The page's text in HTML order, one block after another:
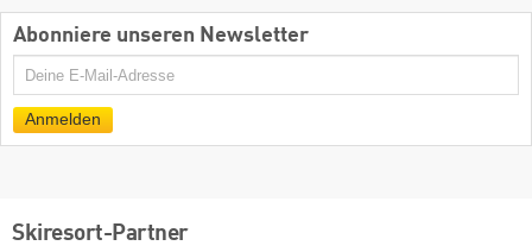
Abonniere unseren Newsletter
E-
Anmelden
Skiresort-Partner